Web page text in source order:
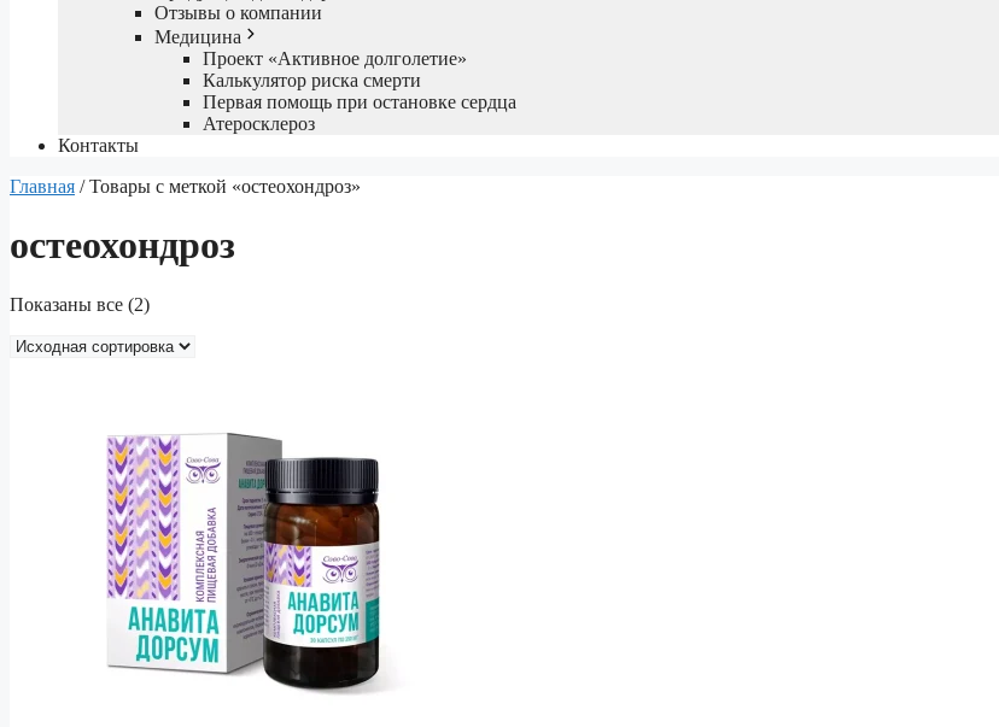
Отзывы о компании
Медицина
Проект «Активное долголетие»
Калькулятор риска смерти
Первая помощь при остановке сердца
Атеросклероз
Контакты
Главная / Товары с меткой «остеохондроз»
остеохондроз
Показаны все (2)